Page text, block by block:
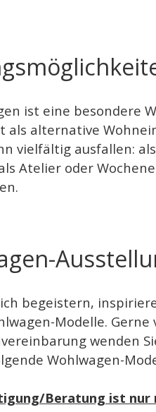
ist eine besondere
alternative
vielfältig ausfallen:
Atelier oder
begeistern,
Modelle.
wenden
Wohlwagen-
Beratung ist